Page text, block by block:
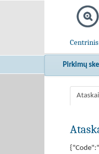
Pirkimų